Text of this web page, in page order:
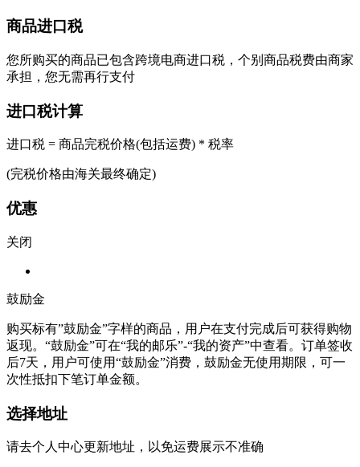
商品进口税
您所购买的商品已包含跨境电商进口税，个别商品税费由商家
承担，您无需再行支付
进口税计算
进口税 = 商品完税价格(包括运费) * 税率
(完税价格由海关最终确定)
优惠
关闭
鼓励金
购买标有”鼓励金”字样的商品，用户在支付完成后可获得购物
返现。“鼓励金”可在“我的邮乐”-“我的资产”中查看。订单签收
后7天，用户可使用“鼓励金”消费，鼓励金无使用期限，可一
次性抵扣下笔订单金额。
选择地址
请去个人中心更新地址，以免运费展示不准确